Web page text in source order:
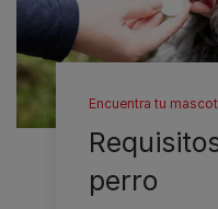
Encuentra tu
perro